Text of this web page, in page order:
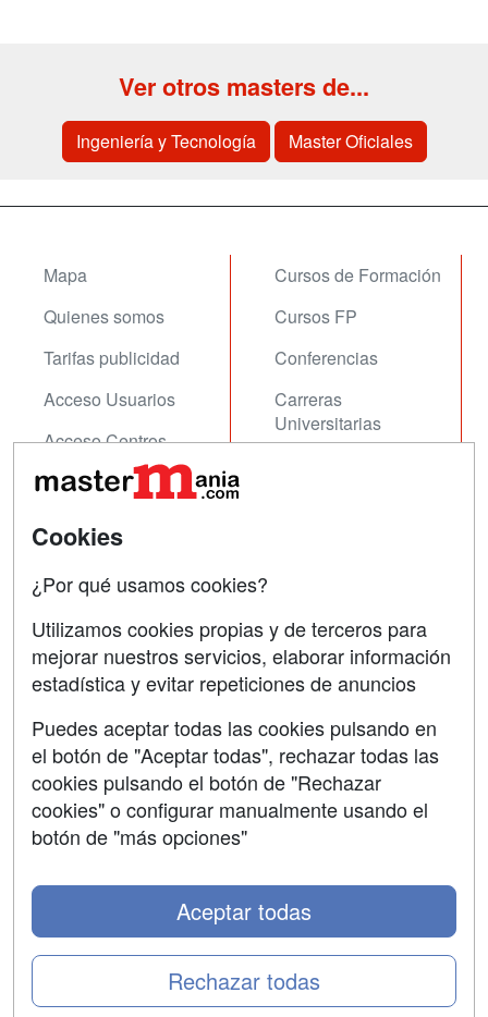
Ver otros masters de...
Ingeniería y Tecnología Master Oficiales
Mapa
Quienes somos
Tarifas publicidad
Acceso Usuarios
Acceso Centros
Cursos de Formación
Cursos FP
Conferencias
Carreras
Universitarias
Contactar
Copyleft
Grupo formazion:
Cookies
¿Por qué usamos cookies?
Utilizamos cookies propias y de terceros para
mejorar nuestros servicios, elaborar información
estadística y evitar repeticiones de anuncios
Puedes aceptar todas las cookies pulsando en
el botón de "Aceptar todas", rechazar todas las
cookies pulsando el botón de "Rechazar
cookies" o configurar manualmente usando el
botón de "más opciones"
Rechazar todas
Aceptar todas